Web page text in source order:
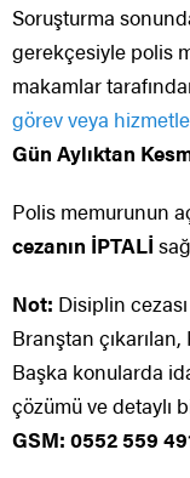
Soruşturma
gerekçesiyle polis
makamlar
görev veya
Gün Aylıktan
Polis memurunun
cezanın İPTALİ
Not: Disiplin
Branştan
Başka konularda
çözümü ve detaylı
GSM: 0552 559